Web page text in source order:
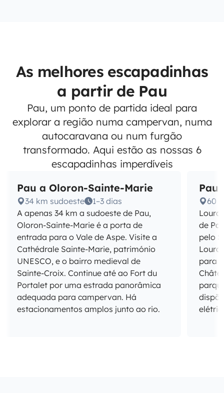
As melhores escapadinhas
a partir de Pau
Pau, um ponto de partida ideal para
explorar a região numa campervan, numa
autocaravana ou num furgão
transformado. Aqui estão as nossas 6
escapadinhas imperdíveis
Pau a Oloron-Sainte-Marie
34 km sudoeste
1–3 dias
A apenas 34 km a sudoeste de Pau,
Oloron-Sainte-Marie é a porta de
entrada para o Vale de Aspe. Visite a
Cathédrale Sainte-Marie, património
UNESCO, e o bairro medieval de
Sainte-Croix. Continue até ao Fort du
Portalet por uma estrada panorâmica
adequada para campervan. Há
estacionamentos amplos junto ao rio.
Pau
60
de
pelo
para